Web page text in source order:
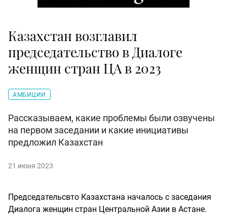
Казахстан возглавил
председательство в Диалоге
женщин стран ЦА в 2023
АМБИЦИИ
Рассказываем, какие проблемы были озвучены
на первом заседании и какие инициативы
предложил Казахстан
21 июня 2023
Председательсвто Казахстана началось с заседания
Диалога женщин стран Центральной Азии в Астане.